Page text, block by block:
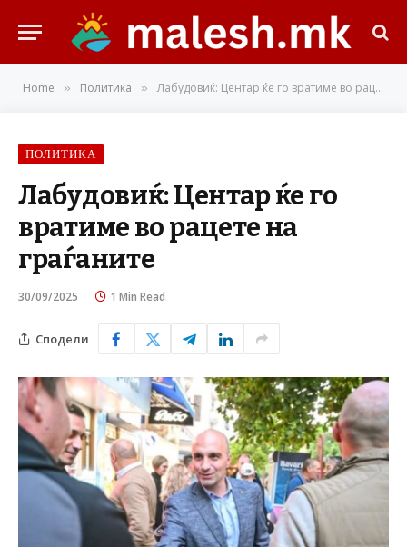
Home » Политика » Лабудовиќ: Центар ќе го вратиме во рацете на граѓаните
ПОЛИТИКА
Лабудовиќ: Центар ќе го
вратиме во рацете на
граѓаните
30/09/2025 1 Min Read
Сподели